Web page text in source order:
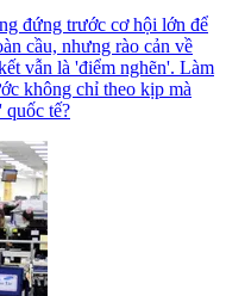
đứng trước cơ hội lớn để
cầu, nhưng rào cản về
vẫn là 'điểm nghẽn'. Làm
không chỉ theo kịp mà
quốc tế?